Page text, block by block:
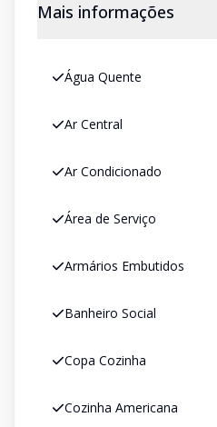
Mais informações
Água Quente
Ar Central
Ar Condicionado
Área de Serviço
Armários Embutidos
Banheiro Social
Copa Cozinha
Cozinha Americana